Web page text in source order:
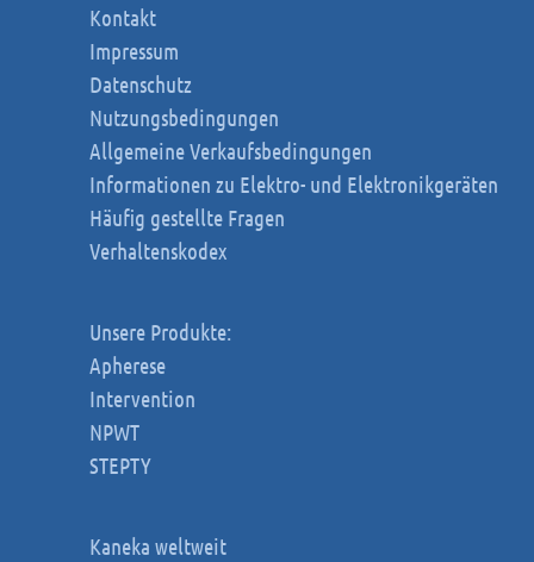
Kontakt
Impressum
Datenschutz
Nutzungsbedingungen
Allgemeine Verkaufsbedingungen
Informationen zu Elektro- und Elektronikgeräten
Häufig gestellte Fragen
Verhaltenskodex
Unsere Produkte:
Apherese
Intervention
NPWT
STEPTY
Kaneka weltweit